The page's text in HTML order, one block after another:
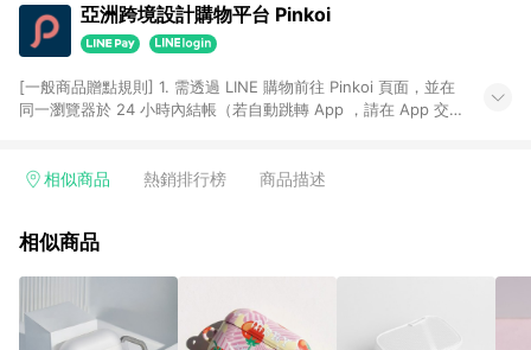
亞洲跨境設計購物平台 Pinkoi
[一般商品贈點規則] 1. 需透過 LINE 購物前往 Pinkoi 頁面，並在
同一瀏覽器於 24 小時內結帳（若自動跳轉 App ，請在 App 交
回饋訂單不得享有 Pinkoi 站方優惠，例如首購優惠，P coins，
行為，不具贈點資格，部分退款不在此限。 6. APP 請更新至
運費，攤位費等不具贈點資格。 9. LINE 購物站上之商品規格、
顏色、價位、贈品如與 Pinkoi 商品資訊頁及購物車不符，以
相似商品 熱銷排行榜 商品描述
相似商品